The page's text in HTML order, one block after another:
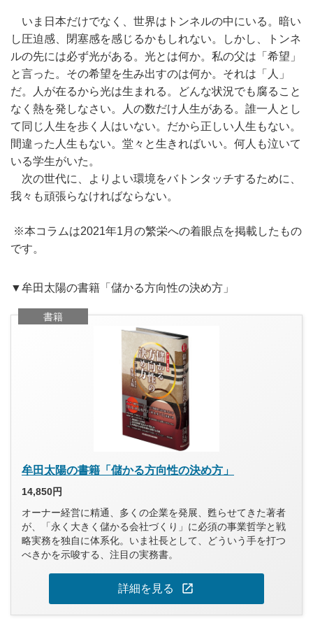
いま日本だけでなく、世界はトンネルの中にいる。暗い
し圧迫感、閉塞感を感じるかもしれない。しかし、トンネ
ルの先には必ず光がある。光とは何か。私の父は「希望」
と言った。その希望を生み出すのは何か。それは「人」
だ。人が在るから光は生まれる。どんな状況でも腐ること
なく熱を発しなさい。人の数だけ人生がある。誰一人とし
て同じ人生を歩く人はいない。だから正しい人生もない。
間違った人生もない。堂々と生きればいい。何人も泣いて
いる学生がいた。
次の世代に、よりよい環境をバトンタッチするために、
我々も頑張らなければならない。
※本コラムは2021年1月の繁栄への着眼点を掲載したもの
です。
▼牟田太陽の書籍「儲かる方向性の決め方」
書籍
牟田太陽の書籍「儲かる方向性の決め方」
14,850円
オーナー経営に精通、多くの企業を発展、甦らせてきた著者
が、「永く大きく儲かる会社づくり」に必須の事業哲学と戦
略実務を独自に体系化。いま社長として、どういう手を打つ
べきかを示唆する、注目の実務書。
詳細を見る open_in_new